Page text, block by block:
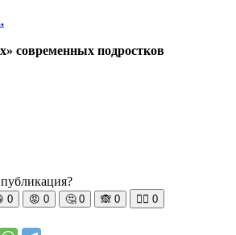
современных подростков
0 😡 0 🤔 0 🙈 0 🧘‍♀️ 0